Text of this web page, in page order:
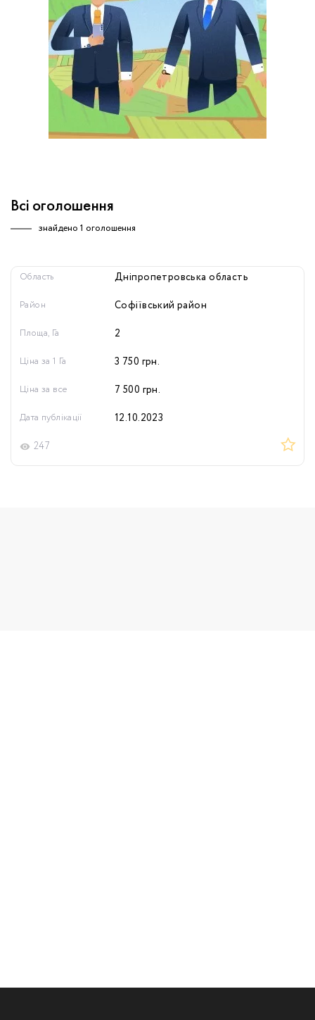
Всі оголошення
знайдено 1 оголошення
Область Дніпропетровська область
Район Софіївський район
Площа, Га 2
Ціна за 1 Га 3 750 грн.
Ціна за все 7 500 грн.
247
Дата публікації 12.10.2023
Немає облікового запису?
Зареєструватися
УВІЙТИ
обробку персональних даних.
ЗАМОВИТИ КОНСУЛЬТАЦІЮ